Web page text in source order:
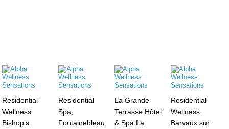
Residential
Wellness
Bishop’s
Residential
Spa,
Fontainebleau
La Grande
Terrasse Hôtel
& Spa La
Residential
Wellness,
Barvaux sur